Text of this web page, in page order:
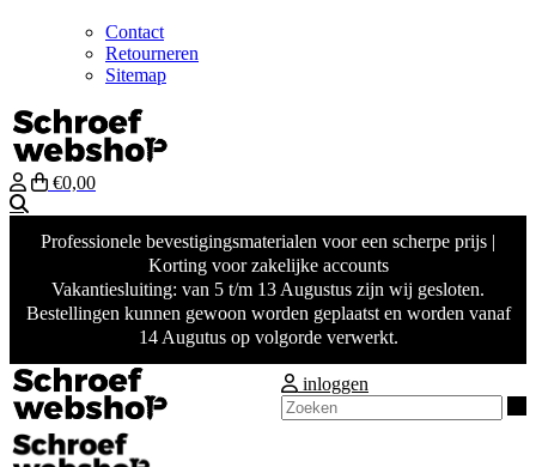
Contact
Retourneren
Sitemap
€0,00
Professionele bevestigingsmaterialen voor een scherpe prijs |
Korting voor zakelijke accounts
Vakantiesluiting: van 5 t/m 13 Augustus zijn wij gesloten.
Bestellingen kunnen gewoon worden geplaatst en worden vanaf
14 Augutus op volgorde verwerkt.
inloggen